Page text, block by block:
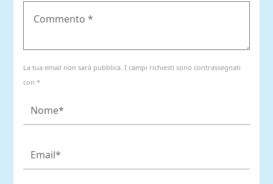
La tua email non sarà pubblica. I campi richiesti sono contrassegnati
con *